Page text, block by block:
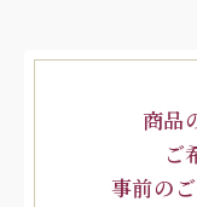
商品
ご
事前の